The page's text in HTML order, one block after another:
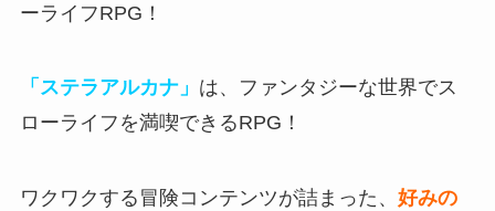
ーライフRPG！
「ステラアルカナ」 は、ファンタジーな世界でス
ローライフを満喫できるRPG！
ワクワクする冒険コンテンツが詰まった、 好みの